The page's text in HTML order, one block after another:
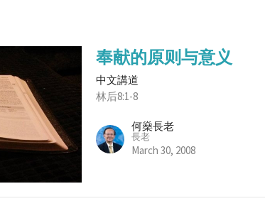
奉献的原则与意义
中文講道
林后8:1-8
何燊長老
長老
March 30, 2008